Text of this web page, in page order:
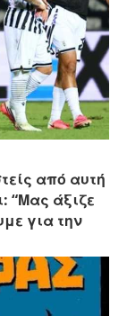
από αυτή
“Μας άξιζε
για την